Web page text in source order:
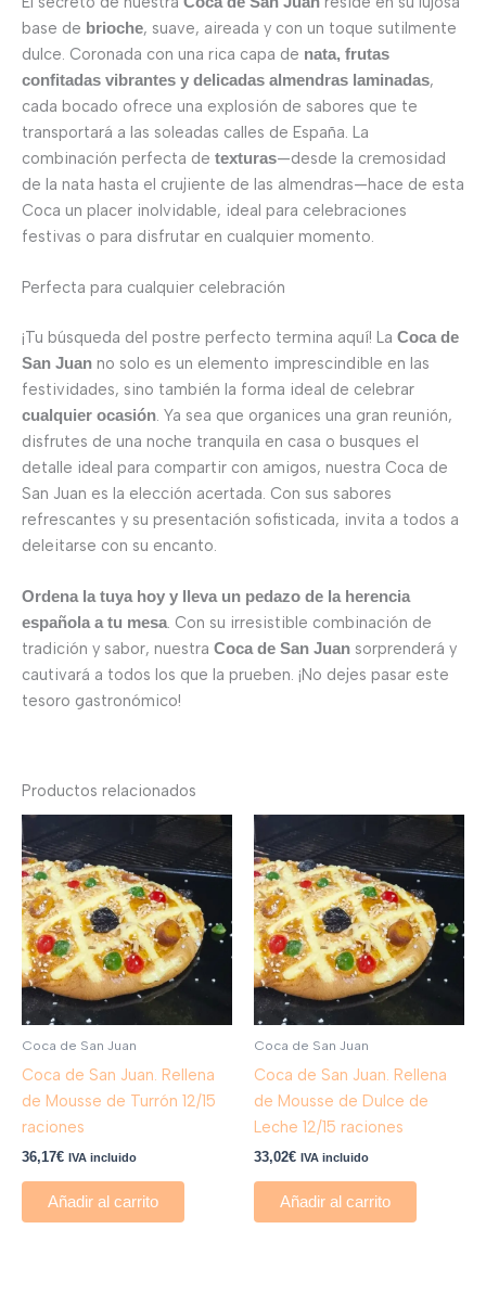
base de brioche, suave, aireada y con un toque sutilmente
dulce. Coronada con una rica capa de nata, frutas
confitadas vibrantes y delicadas almendras laminadas,
cada bocado ofrece una explosión de sabores que te
transportará a las soleadas calles de España. La
combinación perfecta de texturas—desde la cremosidad
de la nata hasta el crujiente de las almendras—hace de esta
Coca un placer inolvidable, ideal para celebraciones
festivas o para disfrutar en cualquier momento.
Perfecta para cualquier celebración
¡Tu búsqueda del postre perfecto termina aquí! La Coca de
San Juan no solo es un elemento imprescindible en las
festividades, sino también la forma ideal de celebrar
cualquier ocasión. Ya sea que organices una gran reunión,
disfrutes de una noche tranquila en casa o busques el
detalle ideal para compartir con amigos, nuestra Coca de
San Juan es la elección acertada. Con sus sabores
refrescantes y su presentación sofisticada, invita a todos a
deleitarse con su encanto.
Ordena la tuya hoy y lleva un pedazo de la herencia
española a tu mesa. Con su irresistible combinación de
tradición y sabor, nuestra Coca de San Juan sorprenderá y
cautivará a todos los que la prueben. ¡No dejes pasar este
tesoro gastronómico!
Productos relacionados
Coca de San Juan
Coca de San Juan. Rellena
de Mousse de Turrón 12/15
raciones
36,17€ IVA incluido
Añadir al carrito
Coca de San Juan
Coca de San Juan. Rellena
de Mousse de Dulce de
Leche 12/15 raciones
33,02€ IVA incluido
Añadir al carrito